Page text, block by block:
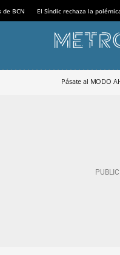
de BCN El Síndic rechaza la
Pásate al MODO